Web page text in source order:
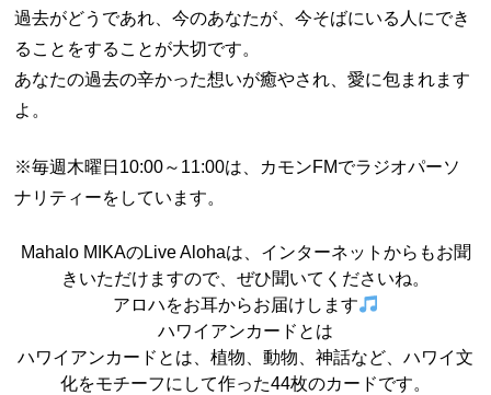
過去がどうであれ、今のあなたが、今そばにいる人にでき
ることをすることが大切です。
あなたの過去の辛かった想いが癒やされ、愛に包まれます
よ。
※毎週木曜日10:00～11:00は、カモンFMでラジオパーソ
ナリティーをしています。
Mahalo MIKAのLive Alohaは、インターネットからもお聞
きいただけますので、ぜひ聞いてくださいね。
アロハをお耳からお届けします
ハワイアンカードとは
ハワイアンカードとは、植物、動物、神話など、ハワイ文
化をモチーフにして作った44枚のカードです。